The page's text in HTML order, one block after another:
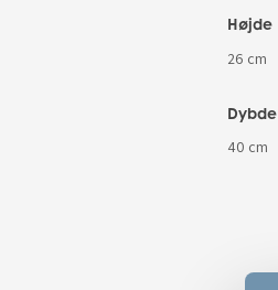
Højde
26 cm
Dybde
40 cm